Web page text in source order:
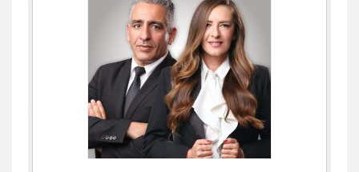
גיא זהבי משרד עורכי דין
פלילי משפחה
503456449
עו"ד איהאב ג'לג'ולי
פלילי מעצרים וחקירות עורכי דין לענייני
אסירים